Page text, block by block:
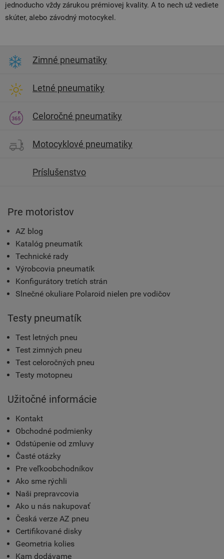
jednoducho vždy zárukou prémiovej kvality. A to nech už vediete
skúter, alebo závodný motocykel.
Zimné pneumatiky
Letné pneumatiky
Celoročné pneumatiky
Motocyklové pneumatiky
Príslušenstvo
Pre motoristov
AZ blog
Katalóg pneumatík
Technické rady
Výrobcovia pneumatík
Konfigurátory tretích strán
Slnečné okuliare Polaroid nielen pre vodičov
Testy pneumatík
Test letných pneu
Test zimných pneu
Test celoročných pneu
Testy motopneu
Užitočné informácie
Kontakt
Obchodné podmienky
Odstúpenie od zmluvy
Časté otázky
Pre veľkoobchodníkov
Ako sme rýchli
Naši prepravcovia
Ako u nás nakupovať
Česká verze AZ pneu
Certifikované disky
Geometria kolies
Kam dodávame